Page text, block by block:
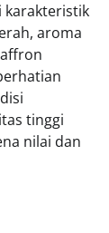
karakteristik
aroma
tinggi
nilai dan